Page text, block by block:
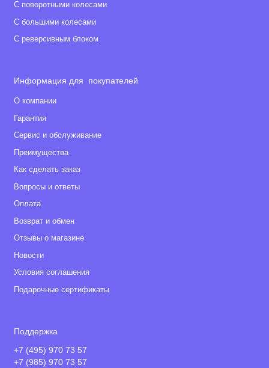
С поворотными колесами
С большими колесами
С реверсивным блоком
Информация для покупателей
О компании
Гарантия
Сервис и обслуживание
Преимущества
Как сделать заказ
Вопросы и ответы
Оплата
Возврат и обмен
Отзывы о магазине
Новости
Условия соглашения
Подарочные сертификаты
Поддержка
+7 (495) 970 73 57
+7 (985) 970 73 57